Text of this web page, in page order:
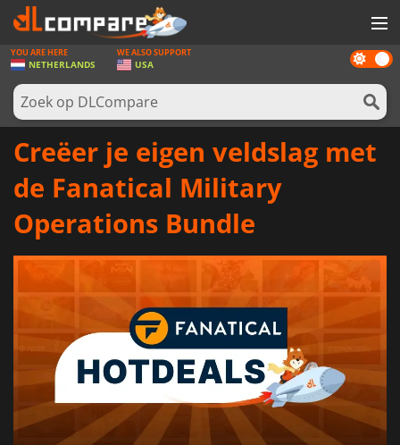
SPELLEN
GAME CARDS
SOFTWARE
LOG IN OF REGISTREER
Dark
mode
YOU ARE HERE
NETHERLANDS
WE ALSO SUPPORT
USA
Creëer je eigen veldslag met
de Fanatical Military
Operations Bundle